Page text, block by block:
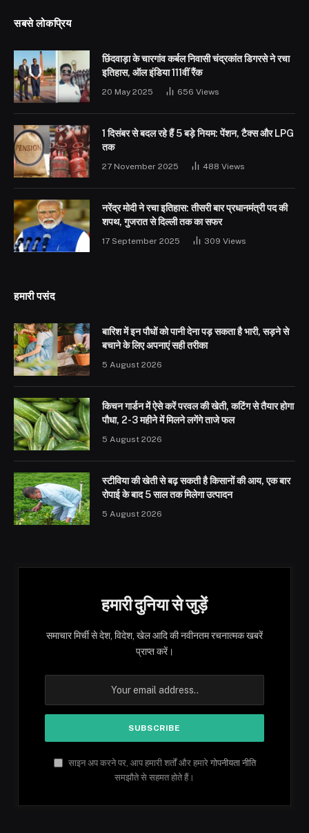
सबसे लोकप्रिय
छिंदवाड़ा के चारगांव कर्बल निवासी चंद्रकांत डिगरसे ने रचा
इतिहास, ऑल इंडिया 111वीं रैंक
20 May 2025 656 Views
1 दिसंबर से बदल रहे हैं 5 बड़े नियम: पेंशन, टैक्स और LPG
तक
27 November 2025 488 Views
नरेंद्र मोदी ने रचा इतिहास: तीसरी बार प्रधानमंत्री पद की
शपथ, गुजरात से दिल्ली तक का सफर
17 September 2025 309 Views
हमारी पसंद
बारिश में इन पौधों को पानी देना पड़ सकता है भारी, सड़ने से
बचाने के लिए अपनाएं सही तरीका
5 August 2026
किचन गार्डन में ऐसे करें परवल की खेती, कटिंग से तैयार होगा
पौधा, 2-3 महीने में मिलने लगेंगे ताजे फल
5 August 2026
स्टीविया की खेती से बढ़ सकती है किसानों की आय, एक बार
रोपाई के बाद 5 साल तक मिलेगा उत्पादन
5 August 2026
हमारी दुनिया से जुड़ें
समाचार मिर्ची से देश, विदेश, खेल आदि की नवीनतम रचनात्मक खबरें
प्राप्त करें।
साइन अप करने पर, आप हमारी शर्तों और हमारे गोपनीयता नीति
समझौते से सहमत होते हैं।